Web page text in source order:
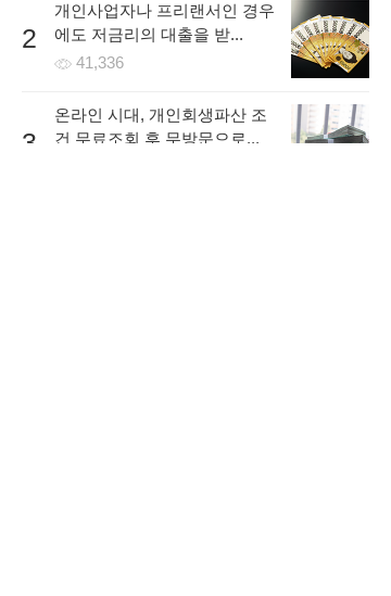
8 784 9
2
개인사업자나 프리랜서인 경우
에도 저금리의 대출을 받...
41,336
3
온라인 시대, 개인회생파산 조
건 무료조회 후 무방문으로...